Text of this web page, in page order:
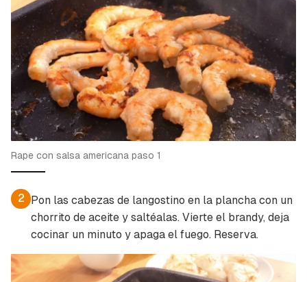
Rape con salsa americana paso 1
2 Pon las cabezas de langostino en la plancha con un
chorrito de aceite y saltéalas. Vierte el brandy, deja
cocinar un minuto y apaga el fuego. Reserva.